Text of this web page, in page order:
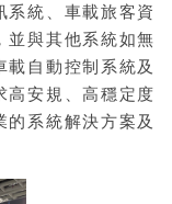
系統、車載旅客資
並與其他系統如無
自動控制系統及
高安規、高穩定度
系統解決方案及